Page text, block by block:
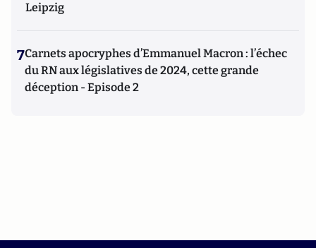
Leipzig
7Carnets apocryphes d’Emmanuel Macron : l’échec
du RN aux législatives de 2024, cette grande
déception - Episode 2